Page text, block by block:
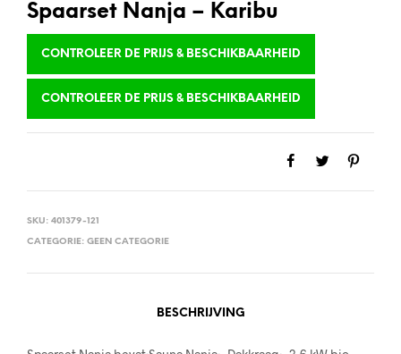
Spaarset Nanja – Karibu
CONTROLEER DE PRIJS & BESCHIKBAARHEID
CONTROLEER DE PRIJS & BESCHIKBAARHEID
SKU: 401379-121
CATEGORIE: GEEN CATEGORIE
BESCHRIJVING